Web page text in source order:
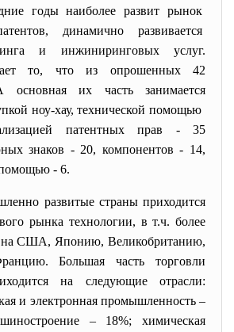
годы наиболее развит рынок
динамично развивается
и инжиниринговых услуг.
то, что из опрошенных 42
их часть занимается
ноу-хау, технической помощью
патентных прав - 35
знаков - 20, компонентов - 14,
- 6.
развитые страны приходится
рынка технологии, в т.ч. более
на США, Японию, Великобританию,
Большая часть торговли
на следующие отрасли:
и электронная промышленность –
– 18%; химическая